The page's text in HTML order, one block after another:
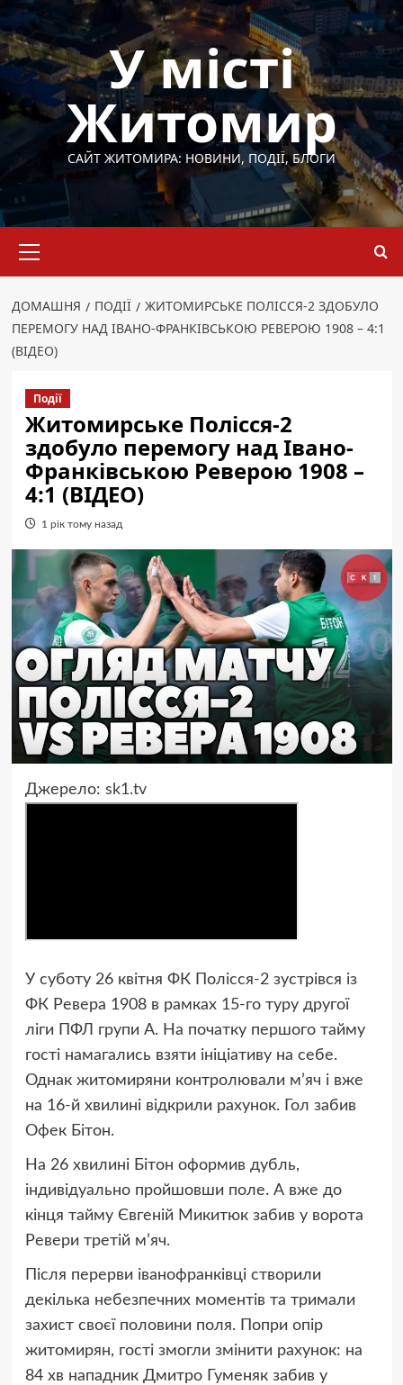
Перейти
до
вмісту
У місті
Житомир
САЙТ ЖИТОМИРА: НОВИНИ, ПОДІЇ, БЛОГИ
меню
ДОМАШНЯ ПОДІЇ
ЖИТОМИРСЬКЕ ПОЛІССЯ-2 ЗДОБУЛО
ПЕРЕМОГУ НАД ІВАНО-ФРАНКІВСЬКОЮ РЕВЕРОЮ 1908 – 4:1
(ВІДЕО)
Події
Житомирське Полісся-2
здобуло перемогу над Івано-
Франківською Реверою 1908 –
4:1 (ВІДЕО)
1 рік тому назад
Джерело: sk1.tv
У суботу 26 квітня ФК Полісся-2 зустрівся із
ФК Ревера 1908 в рамках 15-го туру другої
ліги ПФЛ групи А. На початку першого тайму
гості намагались взяти ініціативу на себе.
Однак житомиряни контролювали м’яч і вже
на 16-й хвилині відкрили рахунок. Гол забив
Офек Бітон.
На 26 хвилині Бітон оформив дубль,
індивідуально пройшовши поле. А вже до
кінця тайму Євгеній Микитюк забив у ворота
Ревери третій м’яч.
Після перерви іванофранківці створили
декілька небезпечних моментів та тримали
захист своєї половини поля. Попри опір
житомирян, гості змогли змінити рахунок: на
84 хв нападник Дмитро Гуменяк забив у